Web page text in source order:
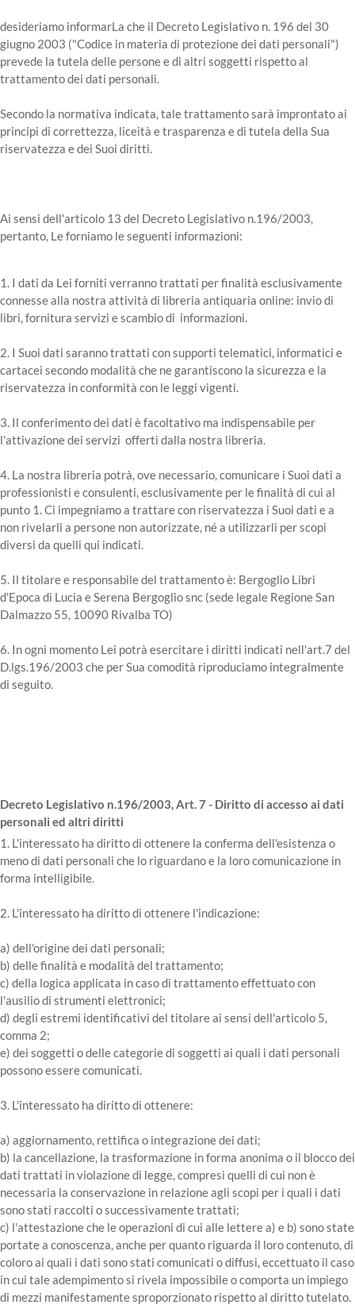
desideriamo informarLa che il Decreto Legislativo n. 196 del 30
giugno 2003 ("Codice in materia di protezione dei dati personali")
prevede la tutela delle persone e di altri soggetti rispetto al
trattamento dei dati personali.
Secondo la normativa indicata, tale trattamento sarà improntato ai
principi di correttezza, liceità e trasparenza e di tutela della Sua
riservatezza e dei Suoi diritti.
Ai sensi dell'articolo 13 del Decreto Legislativo n.196/2003,
pertanto, Le forniamo le seguenti informazioni:
1. I dati da Lei forniti verranno trattati per finalità esclusivamente
connesse alla nostra attività di libreria antiquaria online: invio di
libri, fornitura servizi e scambio di informazioni.
2. I Suoi dati saranno trattati con supporti telematici, informatici e
cartacei secondo modalità che ne garantiscono la sicurezza e la
riservatezza in conformità con le leggi vigenti.
3. Il conferimento dei dati è facoltativo ma indispensabile per
l'attivazione dei servizi offerti dalla nostra libreria.
4. La nostra libreria potrà, ove necessario, comunicare i Suoi dati a
professionisti e consulenti, esclusivamente per le finalità di cui al
punto 1. Ci impegniamo a trattare con riservatezza i Suoi dati e a
non rivelarli a persone non autorizzate, né a utilizzarli per scopi
diversi da quelli qui indicati.
5. Il titolare e responsabile del trattamento è: Bergoglio Libri
d'Epoca di Lucia e Serena Bergoglio snc (sede legale Regione San
Dalmazzo 55, 10090 Rivalba TO)
6. In ogni momento Lei potrà esercitare i diritti indicati nell'art.7 del
D.lgs.196/2003 che per Sua comodità riproduciamo integralmente
di seguito.
Decreto Legislativo n.196/2003, Art. 7 - Diritto di accesso ai dati
personali ed altri diritti
1. L'interessato ha diritto di ottenere la conferma dell'esistenza o
meno di dati personali che lo riguardano e la loro comunicazione in
forma intelligibile.
2. L'interessato ha diritto di ottenere l'indicazione:
a) dell'origine dei dati personali;
b) delle finalità e modalità del trattamento;
c) della logica applicata in caso di trattamento effettuato con
l'ausilio di strumenti elettronici;
d) degli estremi identificativi del titolare ai sensi dell'articolo 5,
comma 2;
e) dei soggetti o delle categorie di soggetti ai quali i dati personali
possono essere comunicati.
3. L'interessato ha diritto di ottenere:
a) aggiornamento, rettifica o integrazione dei dati;
b) la cancellazione, la trasformazione in forma anonima o il blocco dei
dati trattati in violazione di legge, compresi quelli di cui non è
necessaria la conservazione in relazione agli scopi per i quali i dati
sono stati raccolti o successivamente trattati;
c) l'attestazione che le operazioni di cui alle lettere a) e b) sono state
portate a conoscenza, anche per quanto riguarda il loro contenuto, di
coloro ai quali i dati sono stati comunicati o diffusi, eccettuato il caso
in cui tale adempimento si rivela impossibile o comporta un impiego
di mezzi manifestamente sproporzionato rispetto al diritto tutelato.